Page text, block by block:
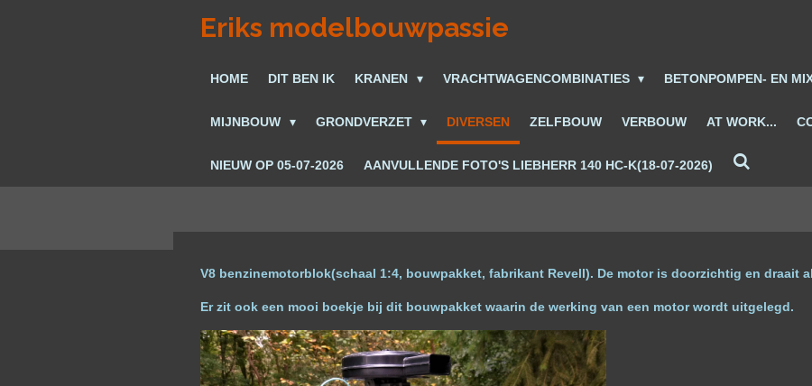
Eriks modelbouwpassie
HOME DIT BEN IK KRANEN VRACHTWAGENCOMBINATIES BETONPOMPEN- EN
MIJNBOUW GRONDVERZET DIVERSEN ZELFBOUW VERBOUW AT WORK...
NIEUW OP 05-07-2026 AANVULLENDE FOTO'S LIEBHERR 140 HC-K(18-07-2026)
V8 benzinemotorblok(schaal 1:4, bouwpakket, fabrikant Revell). De motor is doorzichtig en draait
Er zit ook een mooi boekje bij dit bouwpakket waarin de werking van een motor wordt uitgelegd.